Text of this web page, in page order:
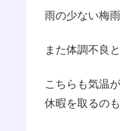
雨の少ない梅
また体調不良
こちらも気温
休暇を取るの